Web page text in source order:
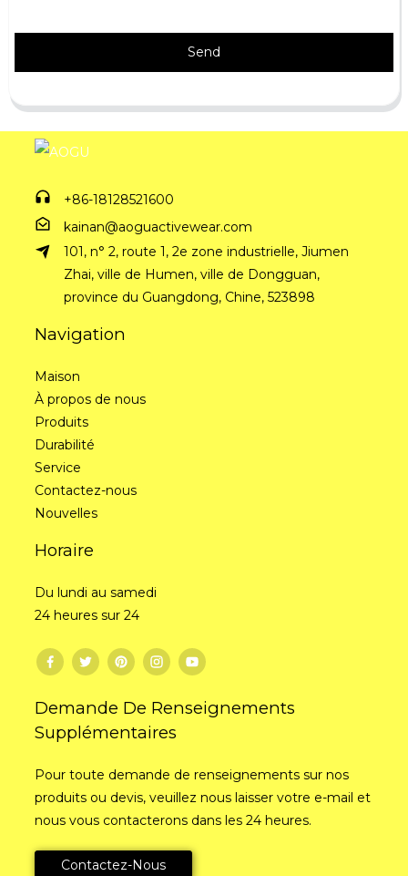
Send
+86-18128521600
kainan@aoguactivewear.com
101, n° 2, route 1, 2e zone industrielle, Jiumen
Zhai, ville de Humen, ville de Dongguan,
province du Guangdong, Chine, 523898
Navigation
Maison
À propos de nous
Produits
Durabilité
Service
Contactez-nous
Nouvelles
Horaire
Du lundi au samedi
24 heures sur 24
Demande De Renseignements
Supplémentaires
Pour toute demande de renseignements sur nos
produits ou devis, veuillez nous laisser votre e-mail et
nous vous contacterons dans les 24 heures.
Contactez-Nous